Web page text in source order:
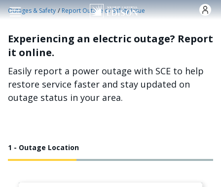
Skip to main content
Outages & Safety /Report Outage or Safety Issue
Experiencing an electric outage? Report
it online.
Easily report a power outage with SCE to help
restore service faster and stay updated on
outage status in your area.
1 - Outage Location